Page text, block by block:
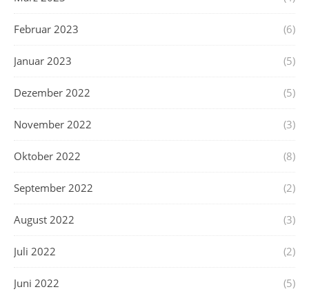
Februar 2023 (6)
Januar 2023 (5)
Dezember 2022 (5)
November 2022 (3)
Oktober 2022 (8)
September 2022 (2)
August 2022 (3)
Juli 2022 (2)
Juni 2022 (5)